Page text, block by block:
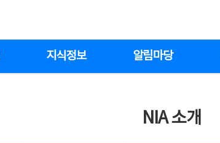
지식정보 알림마당
NIA 소개